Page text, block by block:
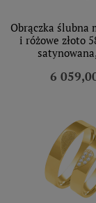
Obrączka ślubna
i różowe złoto
6